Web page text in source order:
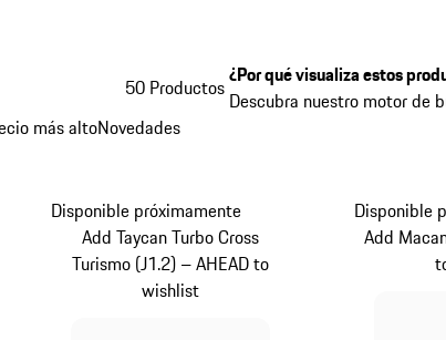
más altoNovedades
50 Productos¿Por qué visualiza estos
Descubra nuestro motor de
Disponible próximamente
Add Taycan Turbo Cross
Turismo (J1.2) – AHEAD to
wishlist
Disponible
Add